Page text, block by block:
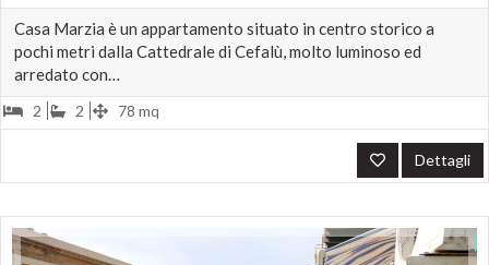
Casa Marzia è un appartamento situato in centro storico a
pochi metri dalla Cattedrale di Cefalù, molto luminoso ed
arredato con…
2 2 78 mq
Dettagli